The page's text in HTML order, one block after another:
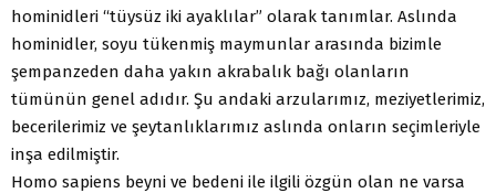
hominidleri “tüysüz iki ayaklılar” olarak tanımlar. Aslında
hominidler, soyu tükenmiş maymunlar arasında bizimle
şempanzeden daha yakın akrabalık bağı olanların
tümünün genel adıdır. Şu andaki arzularımız, meziyetlerimiz,
becerilerimiz ve şeytanlıklarımız aslında onların seçimleriyle
inşa edilmiştir.
Homo sapiens beyni ve bedeni ile ilgili özgün olan ne varsa